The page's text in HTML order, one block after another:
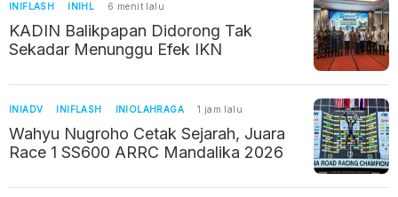
INIFLASH INIHL 6 menit lalu
KADIN Balikpapan Didorong Tak
Sekadar Menunggu Efek IKN
INIADV INIFLASH INIOLAHRAGA 1 jam lalu
Wahyu Nugroho Cetak Sejarah, Juara
Race 1 SS600 ARRC Mandalika 2026